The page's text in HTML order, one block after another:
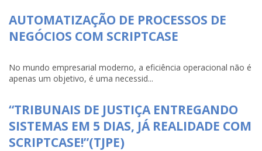
AUTOMATIZAÇÃO DE PROCESSOS DE
NEGÓCIOS COM SCRIPTCASE
No mundo empresarial moderno, a eficiência operacional não é
apenas um objetivo, é uma necessid...
“TRIBUNAIS DE JUSTIÇA ENTREGANDO
SISTEMAS EM 5 DIAS, JÁ REALIDADE COM
SCRIPTCASE!”(TJPE)